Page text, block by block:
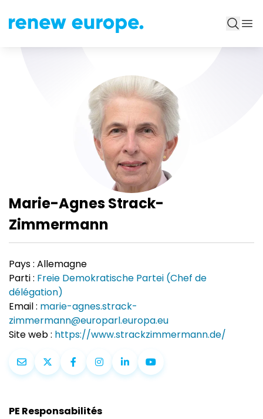
Marie-Agnes Strack-
Zimmermann
Pays : Allemagne
Parti : Freie Demokratische Partei (Chef de
délégation)
Email : marie-agnes.strack-
zimmermann@europarl.europa.eu
Site web : https://www.strackzimmermann.de/
PE Responsabilités